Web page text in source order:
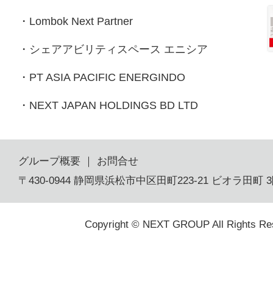
・ Lombok Next Partner
・ シェアアビリティスペース エニシア
・ PT ASIA PACIFIC ENERGINDO
・ NEXT JAPAN HOLDINGS BD LTD
グループ概要 ｜
お問合せ
〒430-0944 静岡県浜松市中区田町223-21 ビオラ田町
Copyright © NEXT GROUP All Rights